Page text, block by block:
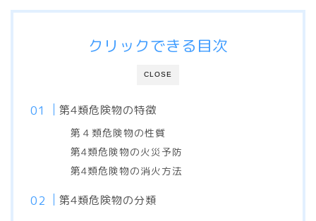
CLOSE
クリックできる目次
第4類危険物の特徴
第４類危険物の性質
第4類危険物の火災予防
第4類危険物の消火方法
第4類危険物の分類